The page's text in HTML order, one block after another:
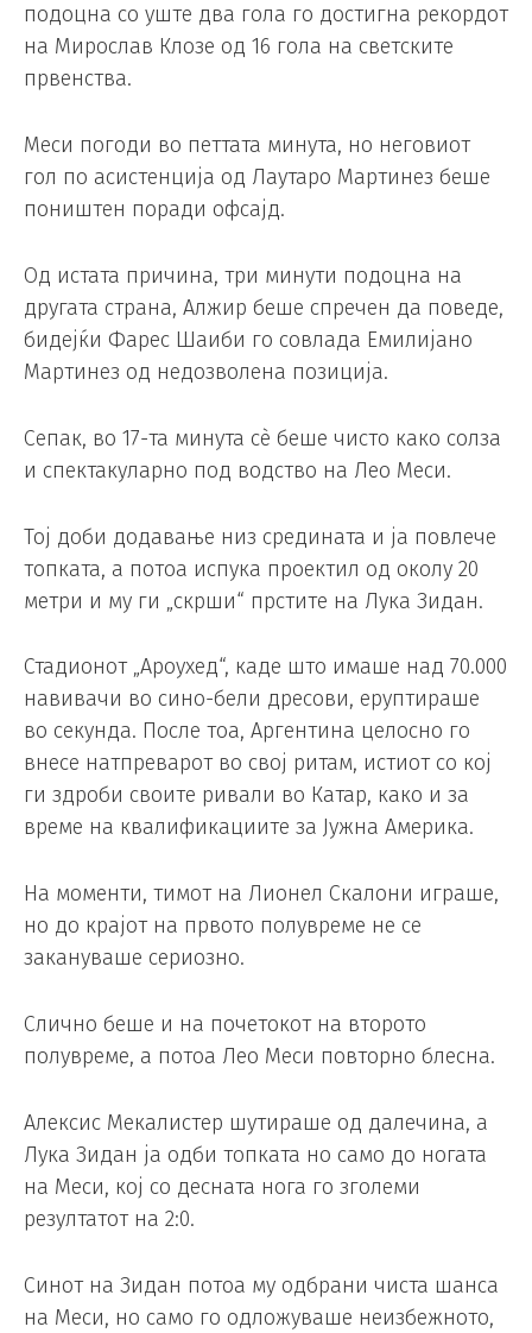
подоцна со уште два гола го достигна рекордот
на Мирослав Клозе од 16 гола на светските
првенства.
Меси погоди во петтата минута, но неговиот
гол по асистенција од Лаутаро Мартинез беше
поништен поради офсајд.
Од истата причина, три минути подоцна на
другата страна, Алжир беше спречен да поведе,
бидејќи Фарес Шаиби го совлада Емилијано
Мартинез од недозволена позиција.
Сепак, во 17-та минута сè беше чисто како солза
и спектакуларно под водство на Лео Меси.
Тој доби додавање низ средината и ја повлече
топката, а потоа испука проектил од околу 20
метри и му ги „скрши“ прстите на Лука Зидан.
Стадионот „Ароухед“, каде што имаше над 70.000
навивачи во сино-бели дресови, еруптираше
во секунда. После тоа, Аргентина целосно го
внесе натпреварот во свој ритам, истиот со кој
ги здроби своите ривали во Катар, како и за
време на квалификациите за Јужна Америка.
На моменти, тимот на Лионел Скалони играше,
но до крајот на првото полувреме не се
закануваше сериозно.
Слично беше и на почетокот на второто
полувреме, а потоа Лео Меси повторно блесна.
Алексис Мекалистер шутираше од далечина, а
Лука Зидан ја одби топката но само до ногата
на Меси, кој со десната нога го зголеми
резултатот на 2:0.
Синот на Зидан потоа му одбрани чиста шанса
на Меси, но само го одложуваше неизбежното,